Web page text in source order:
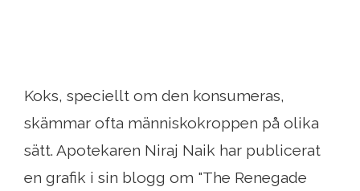
Koks, speciellt om den konsumeras,
skämmar ofta människokroppen på olika
sätt. Apotekaren Niraj Naik har publicerat
en grafik i sin blogg om "The Renegade